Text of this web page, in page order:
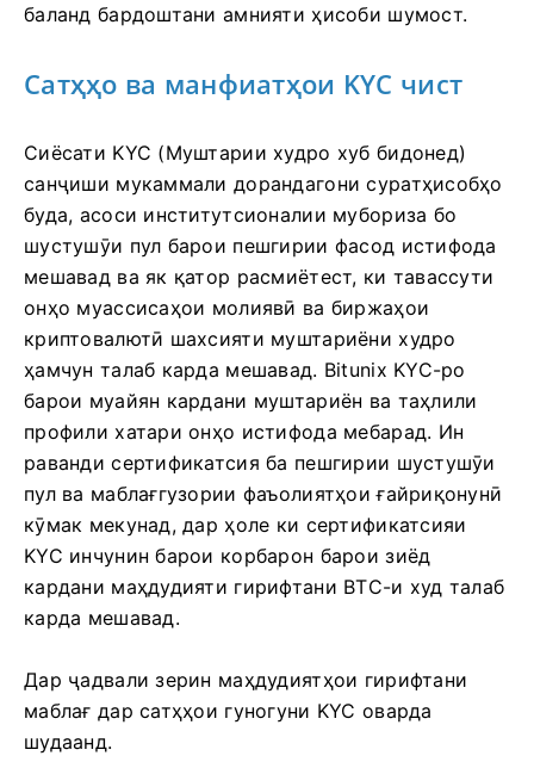
баланд бардоштани амнияти ҳисоби шумост.
Сатҳҳо ва манфиатҳои KYC чист
Сиёсати KYC (Муштарии худро хуб бидонед)
санҷиши мукаммали дорандагони суратҳисобҳо
буда, асоси институтсионалии мубориза бо
шустушӯи пул барои пешгирии фасод истифода
мешавад ва як қатор расмиётест, ки тавассути
онҳо муассисаҳои молиявӣ ва биржаҳои
криптовалютӣ шахсияти муштариёни худро
ҳамчун талаб карда мешавад. Bitunix KYC-ро
барои муайян кардани муштариён ва таҳлили
профили хатари онҳо истифода мебарад. Ин
раванди сертификатсия ба пешгирии шустушӯи
пул ва маблағгузории фаъолиятҳои ғайриқонунӣ
кӯмак мекунад, дар ҳоле ки сертификатсияи
KYC инчунин барои корбарон барои зиёд
кардани маҳдудияти гирифтани BTC-и худ талаб
карда мешавад.
Дар ҷадвали зерин маҳдудиятҳои гирифтани
маблағ дар сатҳҳои гуногуни KYC оварда
шудаанд.